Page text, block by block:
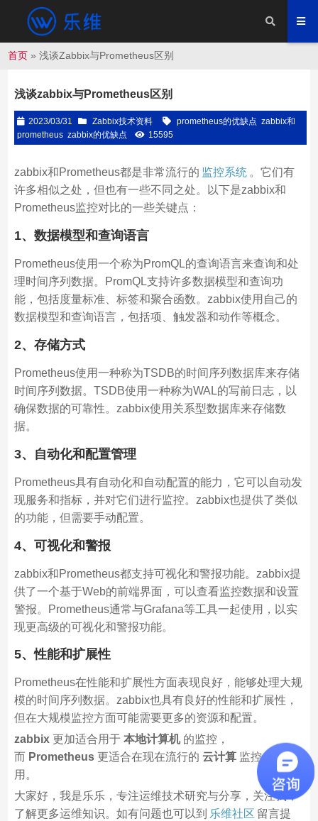
首页 »浅谈Zabbix与Prometheus区别
浅谈zabbix与Prometheus区别
2023/03/31 Zabbix技术资料 prometheus的优缺点 zabbix和
prometheus zabbix的优缺点 15595
zabbix和Prometheus都是非常流行的 监控系统 。它们有
许多相似之处，但也有一些不同之处。以下是zabbix和
Prometheus监控对比的一些关键点：
1、数据模型和查询语言
Prometheus使用一个称为PromQL的查询语言来查询和处
理时间序列数据。PromQL支持许多数据模型和查询功
能，包括度量标准、标签和聚合函数。zabbix使用自己的
数据模型和查询语言，包括项、触发器和动作等概念。
2、存储方式
Prometheus使用一种称为TSDB的时间序列数据库来存储
时间序列数据。TSDB使用一种称为WAL的写前日志，以
确保数据的可靠性。zabbix使用关系型数据库来存储数
据。
3、自动化和配置管理
Prometheus具有自动化和自动配置的能力，它可以自动发
现服务和指标，并对它们进行监控。zabbix也提供了类似
的功能，但需要手动配置。
4、可视化和警报
zabbix和Prometheus都支持可视化和警报功能。zabbix提
供了一个基于Web的前端界面，可以查看监控数据和设置
警报。Prometheus通常与Grafana等工具一起使用，以实
现更高级的可视化和警报功能。
5、性能和扩展性
Prometheus在性能和扩展性方面表现良好，能够处理大规
模的时间序列数据。zabbix也具有良好的性能和扩展性，
但在大规模监控方面可能需要更多的资源和配置。
zabbix 更加适合用于 本地计算机 的监控，
而 Prometheus 更适合在现在流行的 云计算 监控上使
用。
大家好，我是乐乐，专注运维技术研究与分享，关注我，
了解更多运维知识。如有问题也可以到 乐维社区 留言提